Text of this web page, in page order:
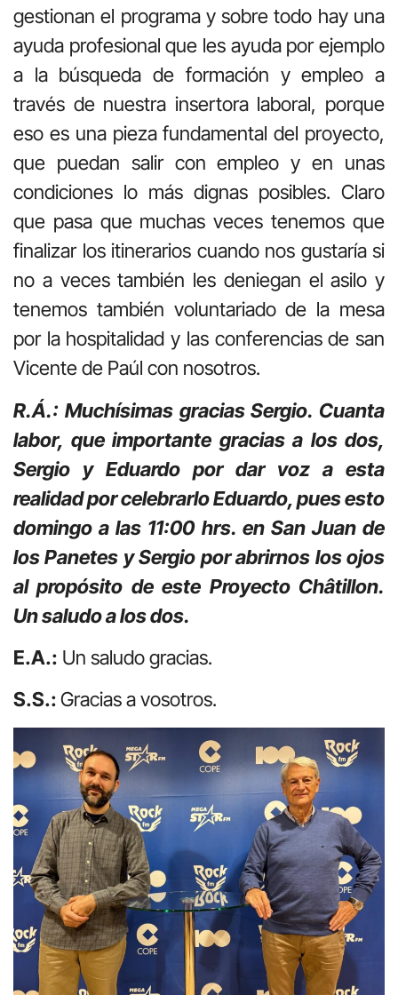
gestionan el programa y sobre todo hay una
ayuda profesional que les ayuda por ejemplo
a la búsqueda de formación y empleo a
través de nuestra insertora laboral, porque
eso es una pieza fundamental del proyecto,
que puedan salir con empleo y en unas
condiciones lo más dignas posibles. Claro
que pasa que muchas veces tenemos que
finalizar los itinerarios cuando nos gustaría si
no a veces también les deniegan el asilo y
tenemos también voluntariado de la mesa
por la hospitalidad y las conferencias de san
Vicente de Paúl con nosotros.
R.Á.: Muchísimas gracias Sergio. Cuanta
labor, que importante gracias a los dos,
Sergio y Eduardo por dar voz a esta
realidad por celebrarlo Eduardo, pues esto
domingo a las 11:00 hrs. en San Juan de
los Panetes y Sergio por abrirnos los ojos
al propósito de este Proyecto Châtillon.
Un saludo a los dos.
E.A.: Un saludo gracias.
S.S.:Gracias a vosotros.